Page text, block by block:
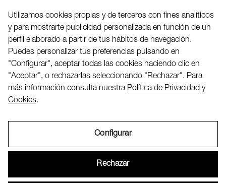
Twitter
LinkedIN
2026 ©
Utilizamos cookies propias y de terceros con fines analíticos
y para mostrarte publicidad personalizada en función de un
perfil elaborado a partir de tus hábitos de navegación.
Puedes personalizar tus preferencias pulsando en
"Configurar", aceptar todas las cookies haciendo clic en
"Aceptar", o rechazarlas seleccionando "Rechazar". Para
más información consulta nuestra Política de Privacidad y
Cookies.
Configurar
Rechazar
Política de Privacidad y Cookies